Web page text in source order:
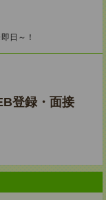
日～！
登録・面接